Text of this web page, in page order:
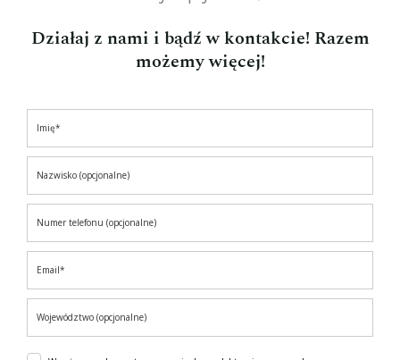
Działaj z nami i bądź w kontakcie! Razem
możemy więcej!